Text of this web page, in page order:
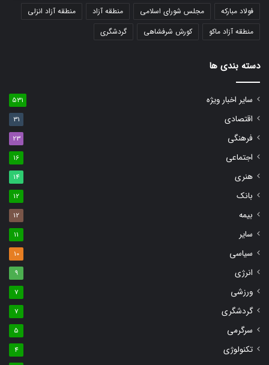
فولاد مبارکه
مجلس شورای اسلامی منطقه آزاد
منطقه آزاد انزلی
منطقه آزاد ماکو
کورش شرفشاهی گردشگری
دسته بندی ها
سایر اخبار ویژه 531
اقتصادی 31
فرهنگی 23
اجتماعی 16
هنری 14
بانک 12
بیمه 12
سایر 11
سیاسی 10
انرژی 9
ورزشی 7
گردشگری 7
سرگرمی 5
تکنولوژی 4